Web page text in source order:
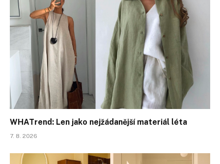
WHATrend: Len jako nejžádanější materiál léta
7. 8. 2026